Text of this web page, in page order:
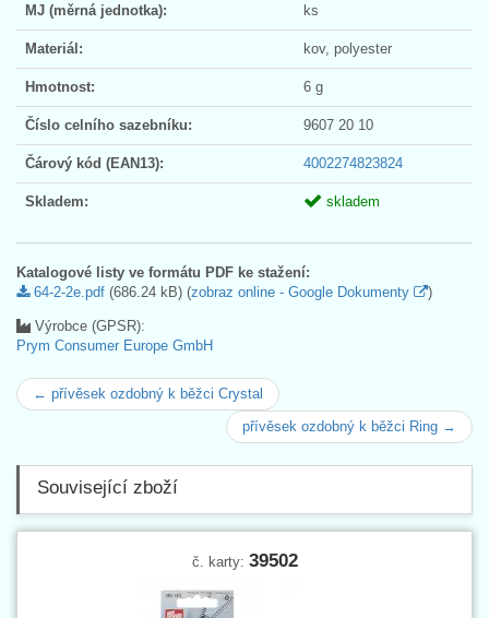
MJ (měrná jednotka): ks
Materiál: kov, polyester
Hmotnost: 6 g
Číslo celního sazebníku: 9607 20 10
Čárový kód (EAN13): 4002274823824
Skladem: skladem
Katalogové listy ve formátu PDF ke stažení:
64-2-2e.pdf (686.24 kB) (zobraz online - Google Dokumenty )
Výrobce (GPSR):
Prym Consumer Europe GmbH
← přívěsek ozdobný k běžci Crystal
přívěsek ozdobný k běžci Ring →
Související zboží
č. karty: 39502